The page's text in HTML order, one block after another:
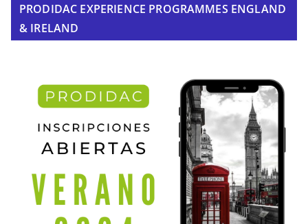
PRODIDAC EXPERIENCE PROGRAMMES ENGLAND
& IRELAND